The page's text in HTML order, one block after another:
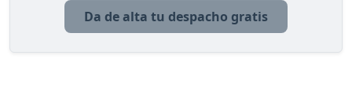
Da de alta tu despacho gratis